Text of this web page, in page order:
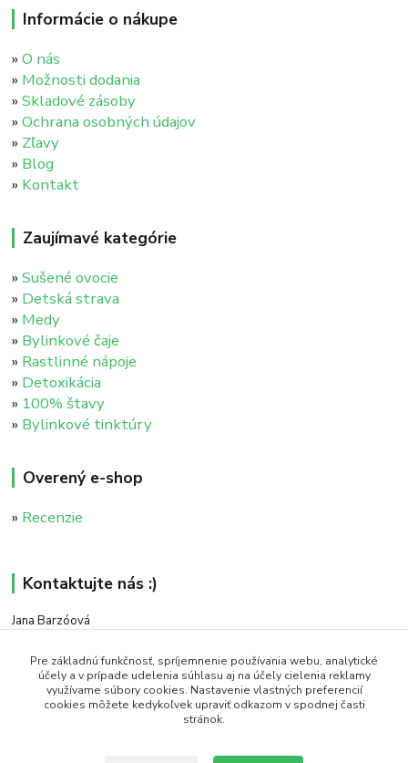
Informácie o nákupe
»O nás
» Možnosti dodania
»Skladové zásoby
»Ochrana osobných údajov
» Zľavy
» Blog
» Kontakt
Zaujímavé kategórie
»Sušené ovocie
» Detská strava
» Medy
» Bylinkové čaje
» Rastlinné nápoje
» Detoxikácia
» 100% štavy
» Bylinkové tinktúry
Overený e-shop
» Recenzie
Kontaktujte nás :)
Jana Barzóová
(PO - PIA, 8:00 - 18:00)
objednavky@naturaj.sk
Pre základnú funkčnosť, spríjemnenie používania webu, analytické
účely a v prípade udelenia súhlasu aj na účely cielenia reklamy
využívame súbory cookies. Nastavenie vlastných preferencií
cookies môžete kedykoľvek upraviť odkazom v spodnej časti
stránok.